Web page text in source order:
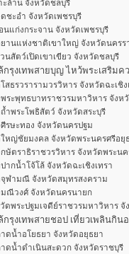
ะล้าน จังหวัดชลบุรี
ชะอำ จังหวัดเพชรบุรี
นแก่งกระจาน จังหวัดเพชรบุรี
านแห่งชาติเขาใหญ่ จังหวัดนครร
นสัตว์เปิดเขาเขียว จังหวัดชลบุรี
กรุงเทพสายบุญ ไหว้พระเสริมค
สธรวรารามวรวิหาร จังหวัดฉะเชิง
ระพุทธบาทราชวรมหาวิหาร จังห
ำพระโพธิสัตว์ จังหวัดสระบุรี
รษะทอง จังหวัดนครปฐม
หญ่ชัยมงคล จังหวัดพระนครศรีอยุ
ษัตราธิราชวรวิหาร จังหวัดพระนค
ากน้ำโจ้โล้ จังหวัดฉะเชิงเทรา
ฬามณี จังหวัดสมุทรสงคราม
ณีวงศ์ จังหวัดนครนายก
ดพระปฐมเจดีย์ราชวรมหาวิหาร
กรุงเทพสายชอป เที่ยวเพลินกิน
ดน้ำอโยธยา จังหวัดอยุธยา
ดน้ำดำเนินสะดวก จังหวัดราชบุรี